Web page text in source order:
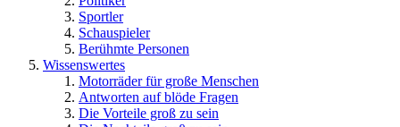
Sportler
Schauspieler
Berühmte Personen
Wissenswertes
Motorräder für große Menschen
Antworten auf blöde Fragen
Die Vorteile groß zu sein